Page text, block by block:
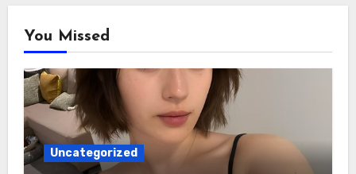
You Missed
Uncategorized